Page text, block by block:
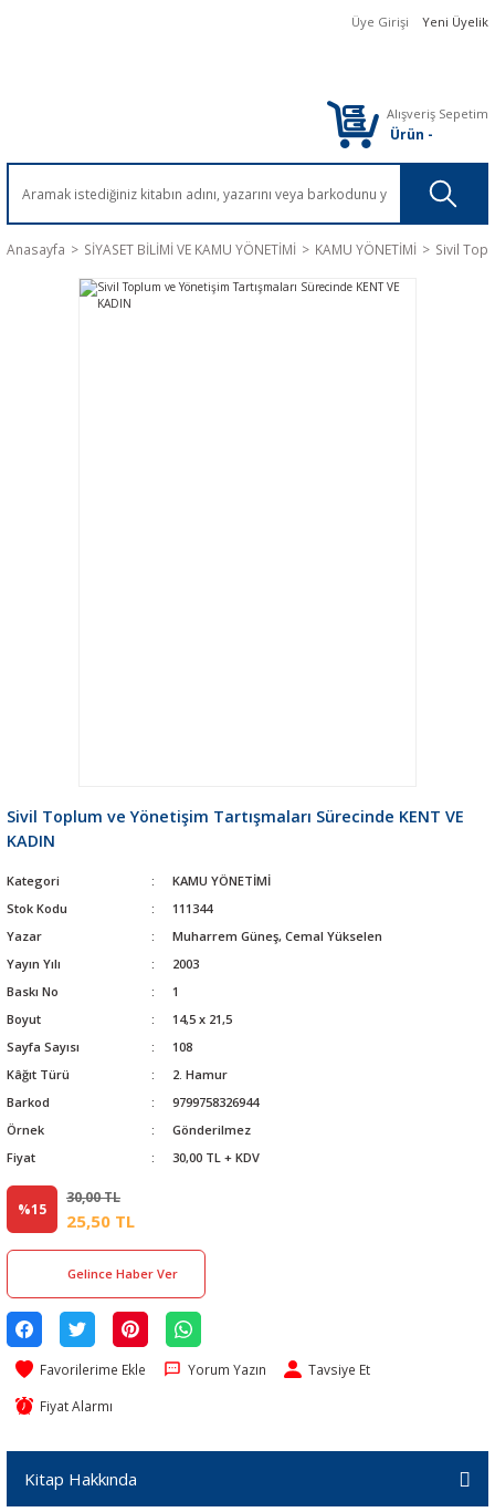
Üye Girişi Yeni Üyelik
Alışveriş Sepetim
Ürün -
Anasayfa SİYASET BİLİMİ VE KAMU YÖNETİMİ KAMU YÖNETİMİ Sivil
Sivil Toplum ve Yönetişim Tartışmaları Sürecinde KENT VE
KADIN
Kategori
KAMU YÖNETİMİ
Stok Kodu
111344
Yazar
Muharrem Güneş, Cemal Yükselen
Yayın Yılı
2003
Baskı No
1
Boyut
14,5 x 21,5
Sayfa Sayısı
108
Kâğıt Türü
2. Hamur
Barkod
9799758326944
Örnek
Gönderilmez
Fiyat
30,00 TL + KDV
%15
30,00 TL
25,50 TL
Gelince Haber Ver
Yorum Yazın Tavsiye Et
Fiyat Alarmı
Kitap Hakkında